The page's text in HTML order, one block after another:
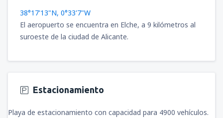
38°17'13"N, 0°33'7"W
El aeropuerto se encuentra en Elche, a 9 kilómetros al
suroeste de la ciudad de Alicante.
Estacionamiento
Playa de estacionamiento con capacidad para 4900 vehículos.